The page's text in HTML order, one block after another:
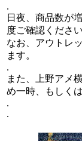
.
日夜、商品数が
度ご確認ください
なお、アウトレ
ます。
.
また、上野アメ
め一時、もしく
.
.